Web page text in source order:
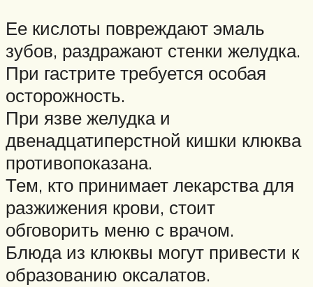
Ее кислоты повреждают эмаль
зубов, раздражают стенки желудка.
При гастрите требуется особая
осторожность.
При язве желудка и
двенадцатиперстной кишки клюква
противопоказана.
Тем, кто принимает лекарства для
разжижения крови, стоит
обговорить меню с врачом.
Блюда из клюквы могут привести к
образованию оксалатов.